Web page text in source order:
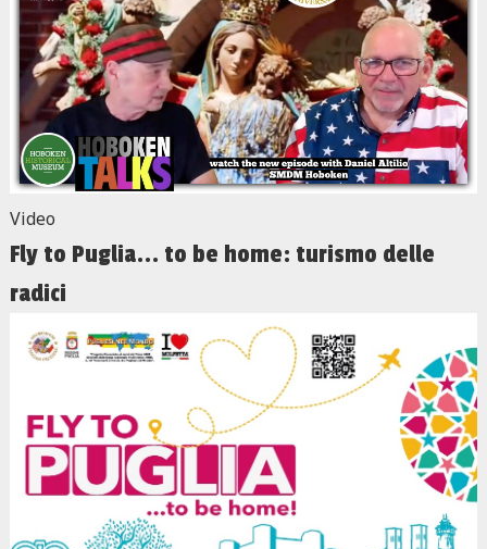
Video
Fly to Puglia... to be home: turismo delle
radici